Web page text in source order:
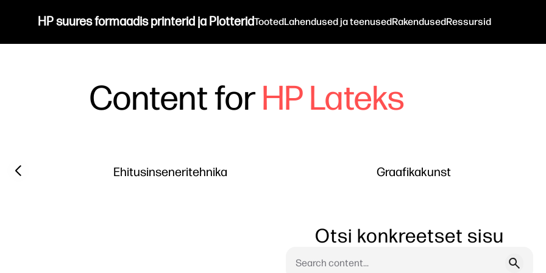
HP suures formaadis printerid ja PlotteridTootedLahendused ja teenusedRakendusedRessursid
Content forHP Lateks
Filter category
Ehitusinseneritehnika Graafikakunst
Previous slide
Otsi konkreetset sisu